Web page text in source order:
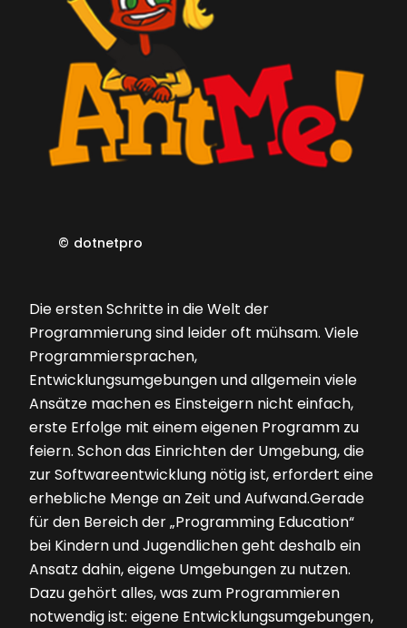
© dotnetpro
Die ersten Schritte in die Welt der
Programmierung sind leider oft mühsam. Viele
Programmiersprachen,
Entwicklungsumgebungen und allgemein viele
Ansätze machen es Einsteigern nicht einfach,
erste Erfolge mit einem eigenen Programm zu
feiern. Schon das Einrichten der Umgebung, die
zur Softwareentwicklung nötig ist, erfordert eine
erhebliche Menge an Zeit und Aufwand.Gerade
für den Bereich der „Programming Education“
bei Kindern und Jugendlichen geht deshalb ein
Ansatz dahin, ­eigene Umgebungen zu nutzen.
Dazu gehört alles, was zum Programmieren
notwendig ist: eigene Entwicklungsumgebungen,